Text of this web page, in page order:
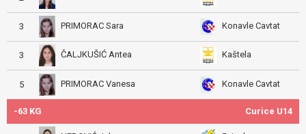
3 PRIMORAC Sara Konavle Cavtat
3 ČALJKUŠIĆ Antea Kaštela
5 PRIMORAC Vanesa Konavle Cavtat
-63 KG Curice U14